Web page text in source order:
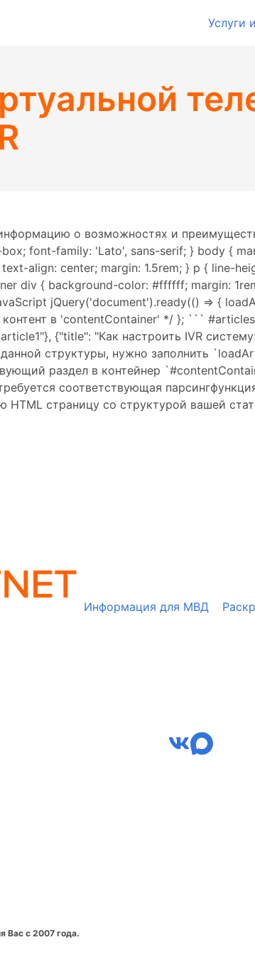
Услуги
о возможностях и
font-family: 'Lato', sans-serif; } body {
align: center; margin: 1.5rem; } p { line-
div { background-color: #ffffff; margin:
jQuery('document').ready(() => {
контент в 'contentContainer' */ }; ```
{"title": "Как настроить IVR
структуры, нужно заполнить
раздел в контейнер
соответствующая
страницу со структурой вашей
Информация для МВД
Вас с 2007 года.